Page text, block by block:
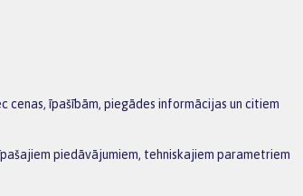
īpašībām, piegādes informācijas un citiem
piedāvājumiem, tehniskajiem parametriem